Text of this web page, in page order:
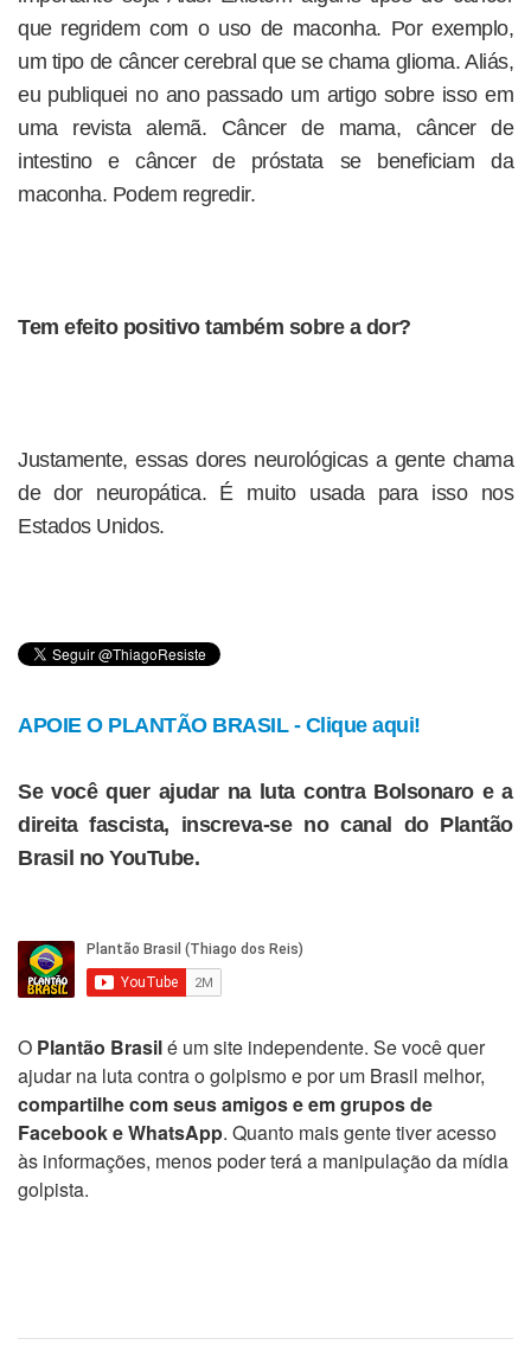
que regridem com o uso de maconha. Por exemplo,
um tipo de câncer cerebral que se chama glioma. Aliás,
eu publiquei no ano passado um artigo sobre isso em
uma revista alemã. Câncer de mama, câncer de
intestino e câncer de próstata se beneficiam da
maconha. Podem regredir.
Tem efeito positivo também sobre a dor?
Justamente, essas dores neurológicas a gente chama
de dor neuropática. É muito usada para isso nos
Estados Unidos.
APOIE O PLANTÃO BRASIL - Clique aqui!
Se você quer ajudar na luta contra Bolsonaro e a
direita fascista, inscreva-se no canal do Plantão
Brasil no YouTube.
O Plantão Brasilé um site independente. Se você quer
ajudar na luta contra o golpismo e por um Brasil melhor,
compartilhe com seus amigos e em grupos de
Facebook e WhatsApp. Quanto mais gente tiver acesso
às informações, menos poder terá a manipulação da mídia
golpista.